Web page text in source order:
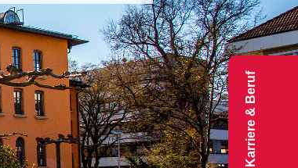
Karriere & Beruf